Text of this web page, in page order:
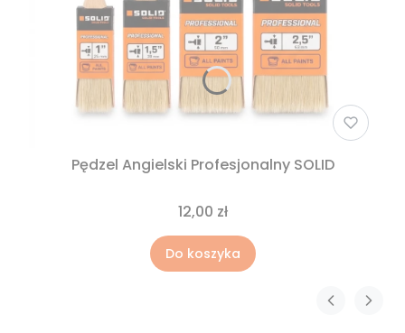
Pędzel Angielski Profesjonalny SOLID
12,00 zł
Do koszyka